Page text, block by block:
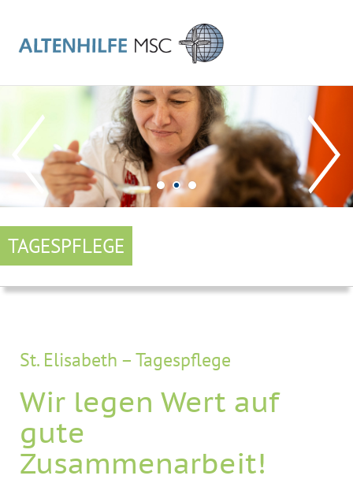
MAIN
NAVIGATION
TAGESPFLEGE
St. Elisabeth – Tagespflege
Wir legen Wert auf
gute
Zusammenarbeit!